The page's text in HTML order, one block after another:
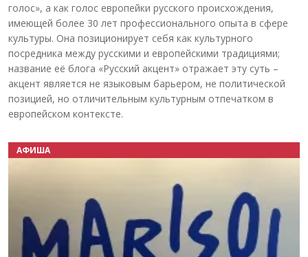
голос», а как голос европейки русского происхождения,
имеющей более 30 лет профессионального опыта в сфере
культуры. Она позиционирует себя как культурного
посредника между русскими и европейскими традициями;
название её блога «Русский акцент» отражает эту суть –
акцент является не языковым барьером, не политической
позицией, но отличительным культурным отпечатком в
европейском контексте.
АФИША